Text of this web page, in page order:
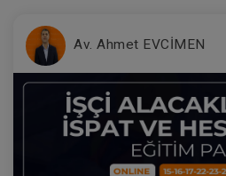
Av. Ahmet EVCİMEN